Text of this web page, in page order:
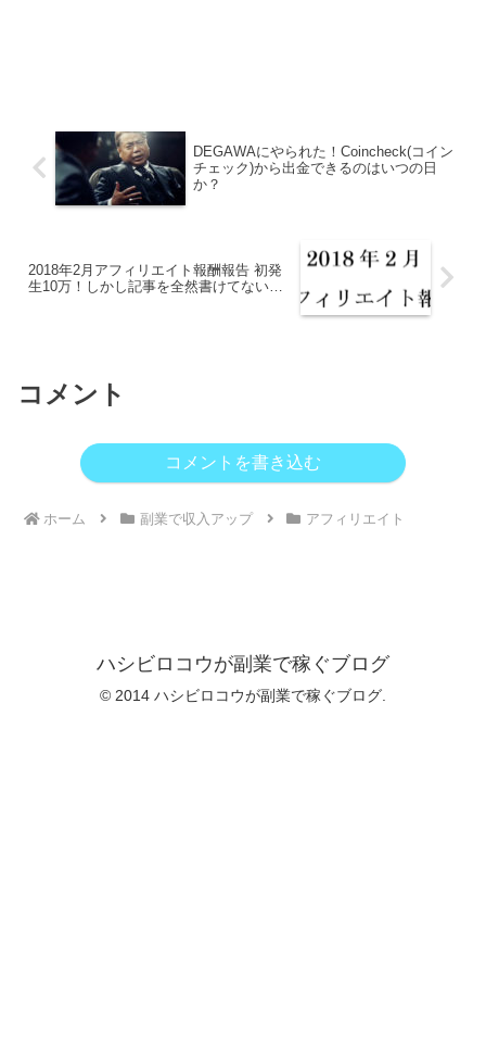
DEGAWAにやられた！Coincheck(コイン
チェック)から出金できるのはいつの日
か？
2018年2月アフィリエイト報酬報告 初発
生10万！しかし記事を全然書けてない…
コメント
コメントを書き込む
ホーム 副業で収入アップ アフィリエイト
ハシビロコウが副業で稼ぐブログ
© 2014 ハシビロコウが副業で稼ぐブログ.